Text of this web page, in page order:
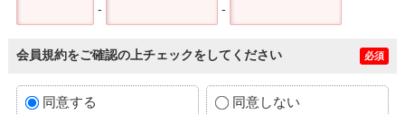
- -
会員規約をご確認の上チェックをしてください 必須
同意する 同意しない